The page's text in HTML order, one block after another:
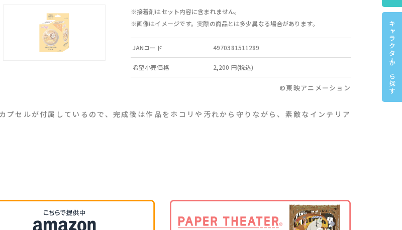
※接着剤はセット内容に含まれません。
※画像はイメージです。実際の商品とは多少異なる場合があります。
JANコード 4970381511289
希望小売価格 2,200 円(税込)
©東映アニメーション
セルが付属しているので、完成後は作品をホコリや汚れから守りながら、素敵なインテリア
キャラクターから探す